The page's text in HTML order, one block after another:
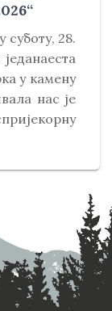
28.
у камену
нас је